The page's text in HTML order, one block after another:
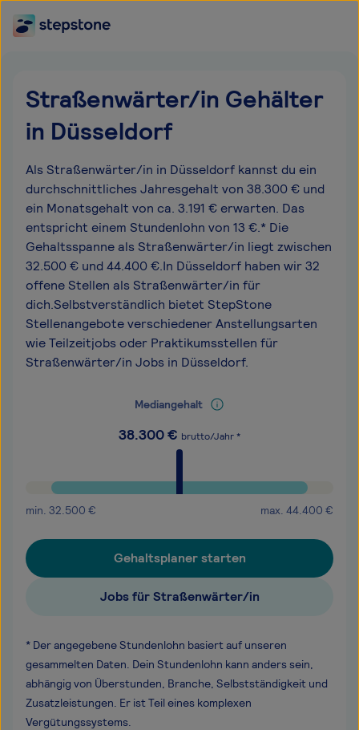
Straßenwärter/in Gehälter
in Düsseldorf
Als Straßenwärter/in in Düsseldorf kannst du ein
durchschnittliches Jahresgehalt von 38.300 € und
ein Monatsgehalt von ca. 3.191 € erwarten. Das
entspricht einem Stundenlohn von 13 €.* Die
Gehaltsspanne als Straßenwärter/in liegt zwischen
32.500 € und 44.400 €.In Düsseldorf haben wir 32
offene Stellen als Straßenwärter/in für
dich.Selbstverständlich bietet StepStone
Stellenangebote verschiedener Anstellungsarten
wie Teilzeitjobs oder Praktikumsstellen für
Straßenwärter/in Jobs in Düsseldorf.
Mediangehalt
38.300€ brutto/Jahr *
min. 32.500 € max. 44.400 €
Gehaltsplaner starten
Jobs für Straßenwärter/in
* Der angegebene Stundenlohn basiert auf unseren
gesammelten Daten. Dein Stundenlohn kann anders sein,
abhängig von Überstunden, Branche, Selbstständigkeit und
Zusatzleistungen. Er ist Teil eines komplexen
Vergütungssystems.